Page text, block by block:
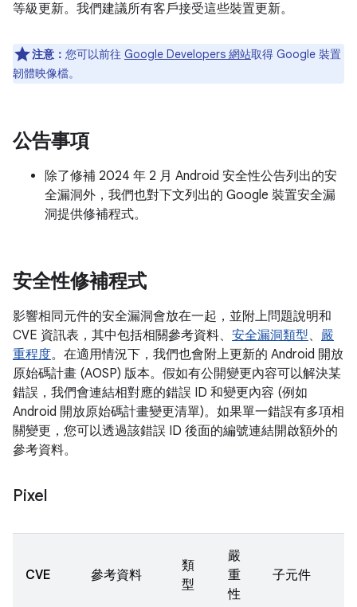
等級更新。我們建議所有客戶接受這些裝置更新。
注意： 您可以前往 Google Developers 網站取得 Google 裝置
韌體映像檔。
公告事項
除了修補 2024 年 2 月 Android 安全性公告列出的安
全漏洞外，我們也對下文列出的 Google 裝置安全漏
洞提供修補程式。
安全性修補程式
影響相同元件的安全漏洞會放在一起，並附上問題說明和
CVE 資訊表，其中包括相關參考資料、 安全漏洞類型、 嚴
重程度。在適用情況下，我們也會附上更新的 Android 開放
原始碼計畫 (AOSP) 版本。假如有公開變更內容可以解決某
錯誤，我們會連結相對應的錯誤 ID 和變更內容 (例如
Android 開放原始碼計畫變更清單)。如果單一錯誤有多項相
關變更，您可以透過該錯誤 ID 後面的編號連結開啟額外的
參考資料。
Pixel
CVE 參考資料
類
型
嚴
重
性
子元件